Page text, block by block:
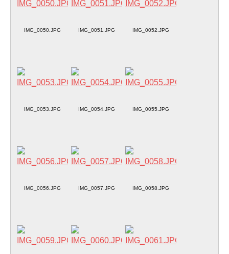
IMG_0050.JPG IMG_0051.JPG IMG_0052.JPG
IMG_0053.JPG IMG_0054.JPG IMG_0055.JPG
IMG_0056.JPG IMG_0057.JPG IMG_0058.JPG